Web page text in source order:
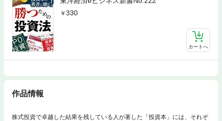
330
カートへ
作品情報
株式投資で卓越した結果を残している人が著した「投資本」には、それぞ